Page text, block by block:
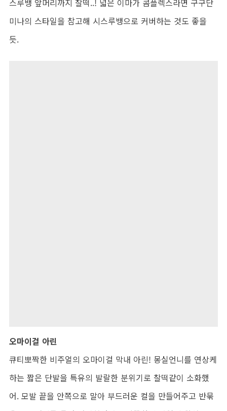
스루뱅 앞머리까지 찰떡..! 넓은 이마가 콤플렉스라면 구구단
미나의 스타일을 참고해 시스루뱅으로 커버하는 것도 좋을
듯.
오마이걸 아린
큐티뽀짝한 비주얼의 오마이걸 막내 아린! 몽실언니를 연상케
하는 짧은 단발을 특유의 발랄한 분위기로 찰떡같이 소화했
어. 모발 끝을 안쪽으로 말아 부드러운 컬을 만들어주고 반묶